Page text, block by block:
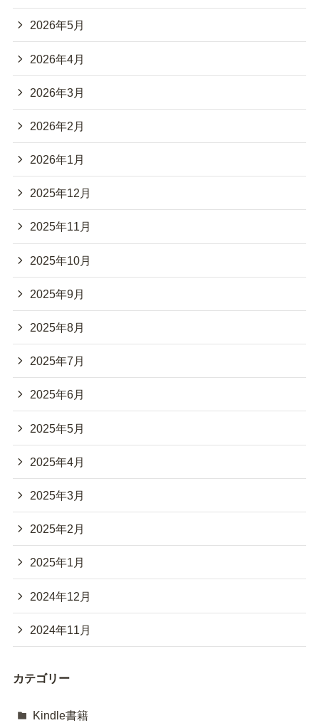
2026年5月
2026年4月
2026年3月
2026年2月
2026年1月
2025年12月
2025年11月
2025年10月
2025年9月
2025年8月
2025年7月
2025年6月
2025年5月
2025年4月
2025年3月
2025年2月
2025年1月
2024年12月
2024年11月
カテゴリー
Kindle書籍